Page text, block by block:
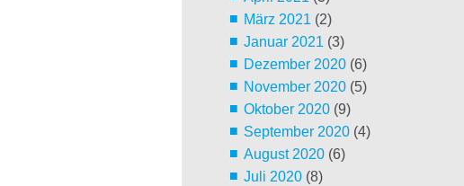
März 2021 (2)
Januar 2021 (3)
Dezember 2020(6)
November 2020(5)
Oktober 2020(9)
September 2020(4)
August 2020(6)
Juli 2020(8)